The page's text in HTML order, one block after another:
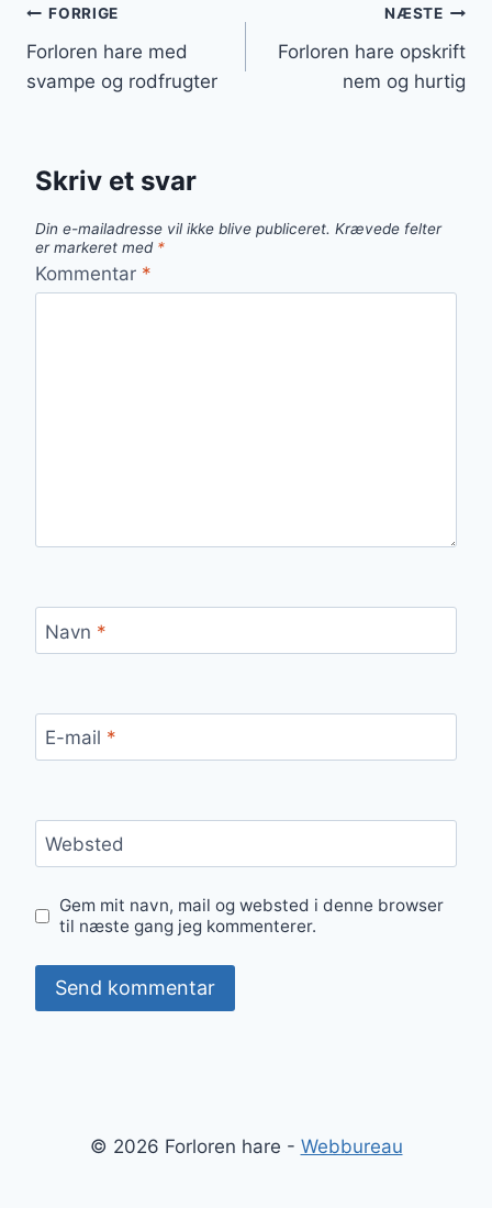
Indlægsnavigation
FORRIGE
Forloren hare med
svampe og rodfrugter
NÆSTE
Forloren hare opskrift
nem og hurtig
Skriv et svar
Din e-mailadresse vil ikke blive publiceret. Krævede felter
er markeret med *
Kommentar *
Navn *
E-mail *
Websted
Gem mit navn, mail og websted i denne browser
til næste gang jeg kommenterer.
© 2026 Forloren hare - Webbureau